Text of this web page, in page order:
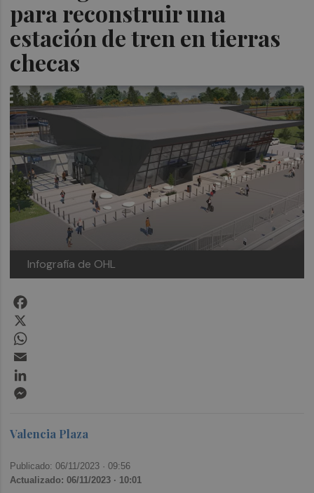
para reconstruir una
estación de tren en tierras
checas
Infografía de OHL
Valencia Plaza
Publicado: 06/11/2023 ·09:56
Actualizado: 06/11/2023 · 10:01